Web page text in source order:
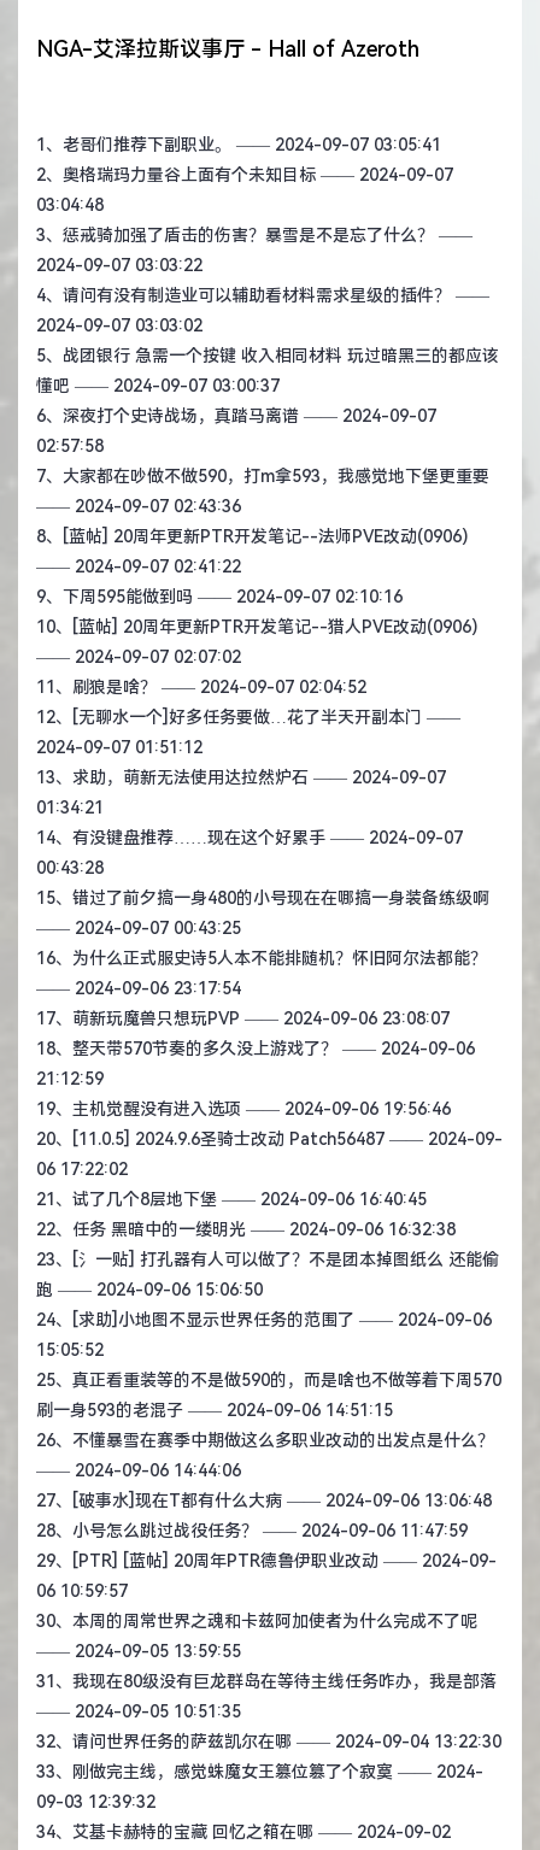
NGA-艾泽拉斯议事厅 - Hall of Azeroth
1、 老哥们推荐下副职业。
—— 2024-09-07 03:05:41
2、 奥格瑞玛力量谷上面有个未知目标 —— 2024-09-07
03:04:48
3、 惩戒骑加强了盾击的伤害？暴雪是不是忘了什么？
——
2024-09-07 03:03:22
4、 请问有没有制造业可以辅助看材料需求星级的插件？
——
2024-09-07 03:03:02
5、 战团银行 急需一个按键 收入相同材料 玩过暗黑三的都应该
懂吧 —— 2024-09-07 03:00:37
6、 深夜打个史诗战场，真踏马离谱 —— 2024-09-07
02:57:58
7、 大家都在吵做不做590，打m拿593，我感觉地下堡更重要
—— 2024-09-07 02:43:36
8、
[蓝帖] 20周年更新PTR开发笔记--法师PVE改动(0906)
—— 2024-09-07 02:41:22
9、 下周595能做到吗 —— 2024-09-07 02:10:16
10、
[蓝帖] 20周年更新PTR开发笔记--猎人PVE改动(0906)
—— 2024-09-07 02:07:02
11、 刷狼是啥？
—— 2024-09-07 02:04:52
12、
[无聊水一个]好多任务要做…花了半天开副本门 ——
2024-09-07 01:51:12
13、 求助，萌新无法使用达拉然炉石 —— 2024-09-07
01:34:21
14、 有没键盘推荐……现在这个好累手 —— 2024-09-07
00:43:28
15、 错过了前夕搞一身480的小号现在在哪搞一身装备练级啊
—— 2024-09-07 00:43:25
16、 为什么正式服史诗5人本不能排随机？怀旧阿尔法都能？
—— 2024-09-06 23:17:54
17、 萌新玩魔兽只想玩PVP —— 2024-09-06 23:08:07
18、 整天带570节奏的多久没上游戏了？
—— 2024-09-06
21:12:59
19、 主机觉醒没有进入选项 —— 2024-09-06 19:56:46
20、
[11.0.5] 2024.9.6圣骑士改动 Patch56487 —— 2024-09-
06 17:22:02
21、 试了几个8层地下堡 —— 2024-09-06 16:40:45
22、 任务 黑暗中的一缕明光 —— 2024-09-06 16:32:38
23、
[氵一贴] 打孔器有人可以做了？不是团本掉图纸么 还能偷
跑 —— 2024-09-06 15:06:50
24、
[求助]小地图不显示世界任务的范围了 —— 2024-09-06
15:05:52
25、 真正看重装等的不是做590的，而是啥也不做等着下周570
刷一身593的老混子 —— 2024-09-06 14:51:15
26、 不懂暴雪在赛季中期做这么多职业改动的出发点是什么？
—— 2024-09-06 14:44:06
27、
[破事水]现在T都有什么大病 —— 2024-09-06 13:06:48
28、 小号怎么跳过战役任务？
—— 2024-09-06 11:47:59
29、
[PTR] [蓝帖] 20周年PTR德鲁伊职业改动 —— 2024-09-
06 10:59:57
30、 本周的周常世界之魂和卡兹阿加使者为什么完成不了呢
—— 2024-09-05 13:59:55
31、 我现在80级没有巨龙群岛在等待主线任务咋办，我是部落
—— 2024-09-05 10:51:35
32、 请问世界任务的萨兹凯尔在哪 —— 2024-09-04 13:22:30
33、
刚做完主线，感觉蛛魔女王篡位篡了个寂寞 —— 2024-
09-03 12:39:32
34、 艾基卡赫特的宝藏 回忆之箱在哪 —— 2024-09-02